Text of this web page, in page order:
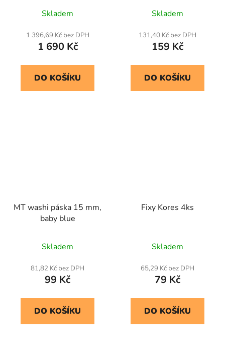
Skladem
1 396,69 Kč bez DPH
1 690 Kč
DO KOŠÍKU
Skladem
131,40 Kč bez DPH
159 Kč
DO KOŠÍKU
MT washi páska 15 mm,
baby blue
Skladem
81,82 Kč bez DPH
99 Kč
DO KOŠÍKU
Fixy Kores 4ks
Skladem
65,29 Kč bez DPH
79 Kč
DO KOŠÍKU